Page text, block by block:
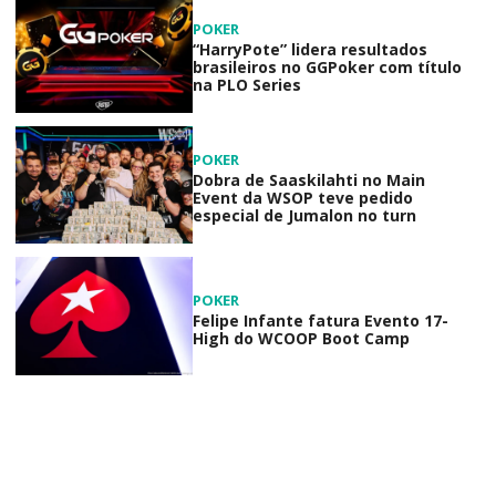
POKER
“HarryPote” lidera resultados
brasileiros no GGPoker com título
na PLO Series
POKER
Dobra de Saaskilahti no Main
Event da WSOP teve pedido
especial de Jumalon no turn
POKER
Felipe Infante fatura Evento 17-
High do WCOOP Boot Camp